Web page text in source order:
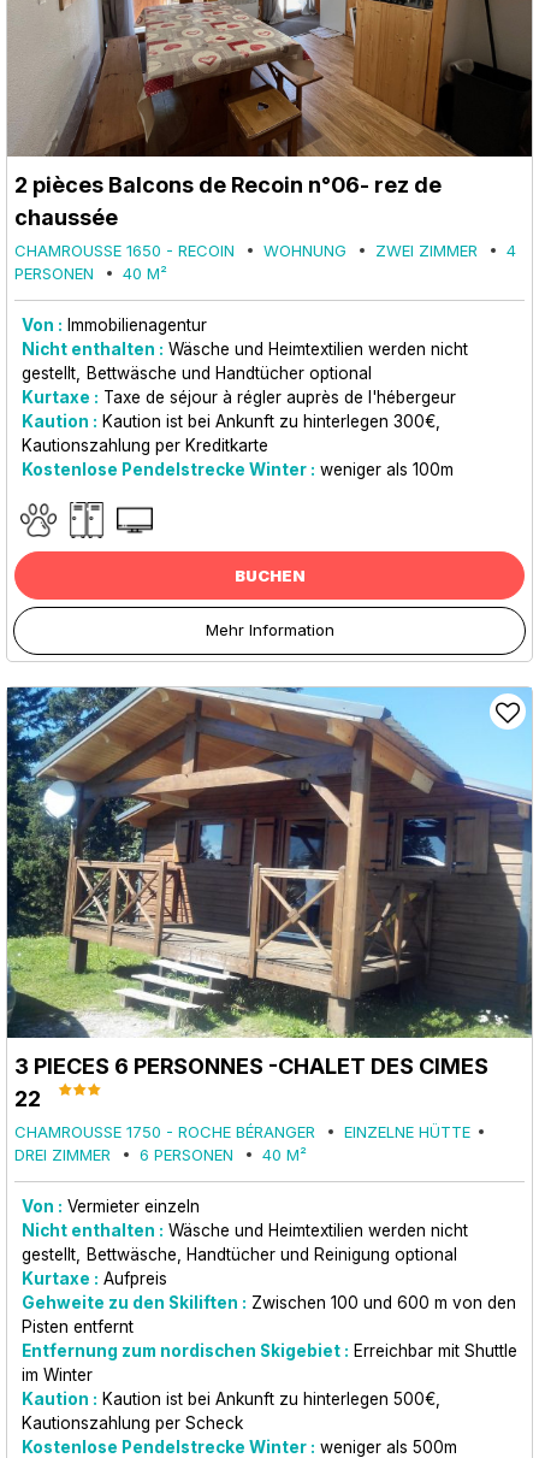
2 pièces Balcons de Recoin n°06- rez de
chaussée
CHAMROUSSE 1650 - RECOIN WOHNUNG ZWEI ZIMMER
4
PERSONEN
40 M²
Von : Immobilienagentur
Nicht enthalten : Wäsche und Heimtextilien werden nicht
gestellt
Bettwäsche und Handtücher optional
Kurtaxe : Taxe de séjour à régler auprès de l'hébergeur
Kaution : Kaution ist bei Ankunft zu hinterlegen 300€
Kautionszahlung per Kreditkarte
Kostenlose Pendelstrecke Winter : weniger als 100m
BUCHEN
Mehr Information
3 PIECES 6 PERSONNES -CHALET DES CIMES
22
CHAMROUSSE 1750 - ROCHE BÉRANGER
EINZELNE HÜTTE
DREI ZIMMER
6 PERSONEN 40 M²
Von : Vermieter einzeln
Nicht enthalten : Wäsche und Heimtextilien werden nicht
gestellt
Bettwäsche, Handtücher und Reinigung optional
Kurtaxe : Aufpreis
Gehweite zu den Skiliften : Zwischen 100 und 600 m von den
Pisten entfernt
Entfernung zum nordischen Skigebiet : Erreichbar mit Shuttle
im Winter
Kaution : Kaution ist bei Ankunft zu hinterlegen 500€
Kautionszahlung per Scheck
Kostenlose Pendelstrecke Winter : weniger als 500m